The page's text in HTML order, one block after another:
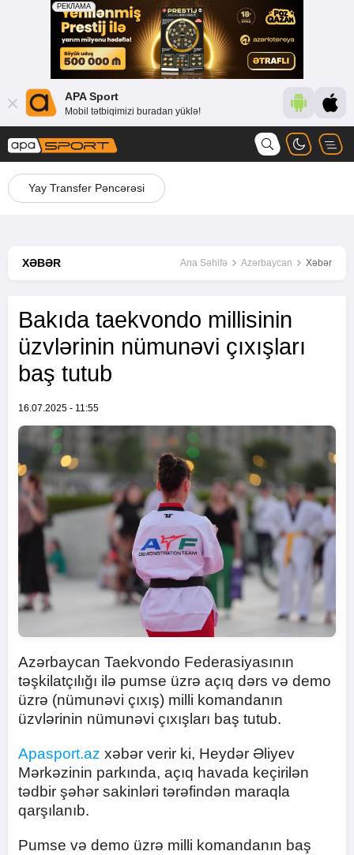
APA Sport
Mobil tətbiqimizi buradan yüklə!
Yay Transfer Pəncərəsi
XƏBƏR Ana Səhifə Azərbaycan Xəbər
Bakıda taekvondo millisinin
üzvlərinin nümunəvi çıxışları
baş tutub
16.07.2025 - 11:55
Azərbaycan Taekvondo Federasiyasının
təşkilatçılığı ilə pumse üzrə açıq dərs və demo
üzrə (nümunəvi çıxış) milli komandanın
üzvlərinin nümunəvi çıxışları baş tutub.
Apasport.az xəbər verir ki, Heydər Əliyev
Mərkəzinin parkında, açıq havada keçirilən
tədbir şəhər sakinləri tərəfindən maraqla
qarşılanıb.
Pumse və demo üzrə milli komandanın baş